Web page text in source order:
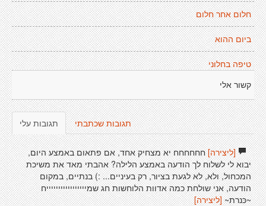
חלום אחר חלום
ביום ההוא
טיפה בחלוני
קשור אלי
תגובות עלי תגובות שכתבתי
[ליצירה]חחחחחח יא מצחיק אחד, אם פתאום באמצע היום,
יבוא לי לשלוח לך הודעה באמצע הלילה? אהבתי מאד את משיכת
המכחול, ולא, לא לגעת בציור, רק בעיניים... :) בנתיים, במקום
הודעה, אני שולחת כמה אדוות הלוחשות חג שמיייייייייייייייייח
~כּנרת~ [ליצירה]